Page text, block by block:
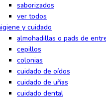
saborizados
ver todos
y cuidado
almohadillas o pads de
cepillos
colonias
cuidado de oídos
cuidado de uñas
cuidado dental